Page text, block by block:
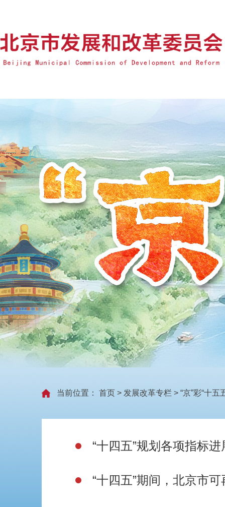
当前位置： 首页 > 发展改革专栏 > “京”彩“十五
“十四五”规划各项指标
“十四五”期间，北京市